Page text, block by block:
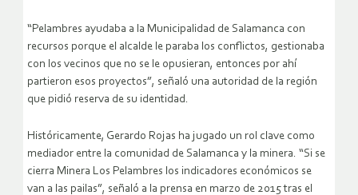
“Pelambres ayudaba a la Municipalidad de Salamanca con
recursos porque el alcalde le paraba los conflictos, gestionaba
con los vecinos que no se le opusieran, entonces por ahí
partieron esos proyectos”, señaló una autoridad de la región
que pidió reserva de su identidad.
Históricamente, Gerardo Rojas ha jugado un rol clave como
mediador entre la comunidad de Salamanca y la minera. “Si se
cierra Minera Los Pelambres los indicadores económicos se
van a las pailas”, señaló a la prensa en marzo de 2015 tras el